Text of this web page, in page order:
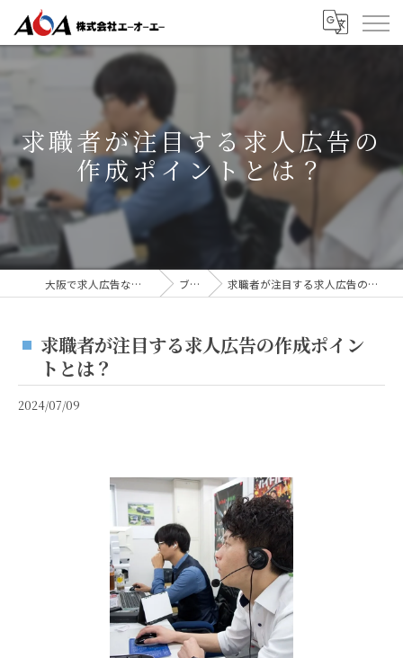
求職者が注目する求人広告の
作成ポイントとは？
大阪で求人広告なら株式会社AOA ブログ 求職者が注目する求人広告の作成ポイントとは？
求職者が注目する求人広告の作成ポイン
トとは？
2024/07/09